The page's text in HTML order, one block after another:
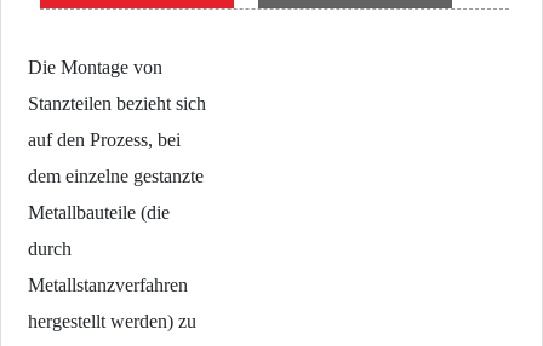
Die Montage von
Stanzteilen bezieht sich
auf den Prozess, bei
dem einzelne gestanzte
Metallbauteile (die
durch
Metallstanzverfahren
hergestellt werden) zu